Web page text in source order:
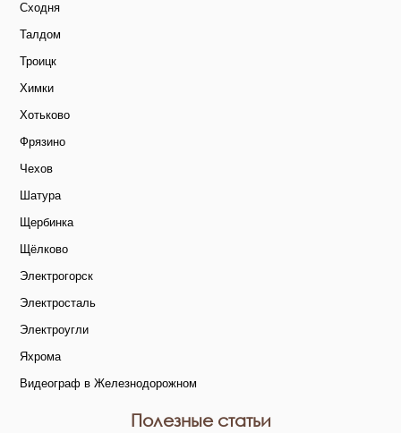
Сходня
Талдом
Троицк
Химки
Хотьково
Фрязино
Чехов
Шатура
Щербинка
Щёлково
Электрогорск
Электросталь
Электроугли
Яхрома
Видеограф в Железнодорожном
Полезные статьи